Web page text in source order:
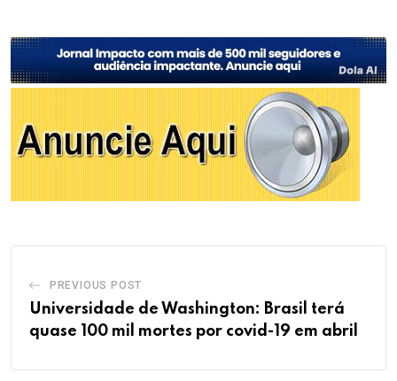
PREVIOUS POST
Universidade de Washington: Brasil terá
quase 100 mil mortes por covid-19 em abril